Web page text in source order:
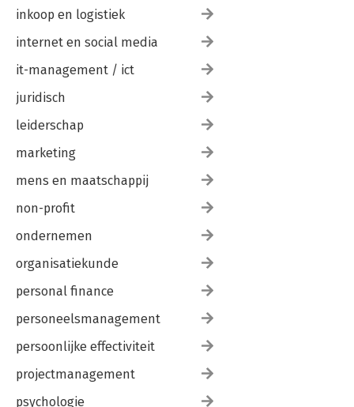
inkoop en logistiek
internet en social media
it-management / ict
juridisch
leiderschap
marketing
mens en maatschappij
non-profit
ondernemen
organisatiekunde
personal finance
personeelsmanagement
persoonlijke effectiviteit
projectmanagement
psychologie